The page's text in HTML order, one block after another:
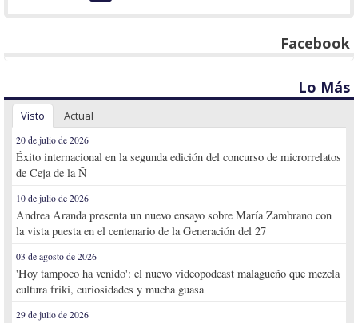
Facebook
Lo Más
Visto Actual
20 de julio de 2026
Éxito internacional en la segunda edición del concurso de microrrelatos
de Ceja de la Ñ
10 de julio de 2026
Andrea Aranda presenta un nuevo ensayo sobre María Zambrano con
la vista puesta en el centenario de la Generación del 27
03 de agosto de 2026
'Hoy tampoco ha venido': el nuevo videopodcast malagueño que mezcla
cultura friki, curiosidades y mucha guasa
29 de julio de 2026